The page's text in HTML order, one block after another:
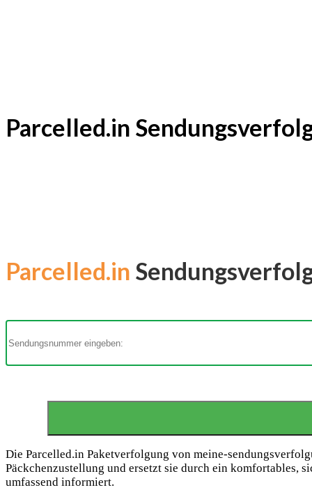
Parcelled.in
Parcelled.in
Die Parcelled.in Paketverfolgung von meine-
Päckchenzustellung und ersetzt sie durch ein komfortables,
umfassend informiert.